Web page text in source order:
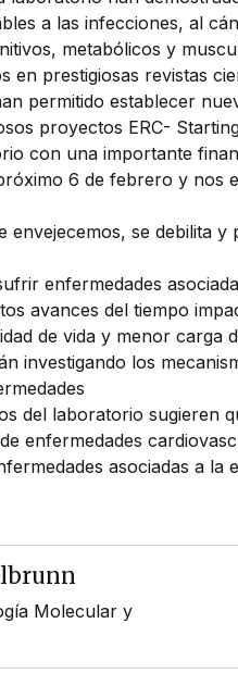
a las infecciones, al
metabólicos y
en prestigiosas revistas
permitido establecer
proyectos ERC-
con una importante
6 de febrero y
se debilita
enfermedades
avances del tiempo
de vida y menor carga
investigando los
del laboratorio sugieren
enfermedades
asociadas a la
Molecular y